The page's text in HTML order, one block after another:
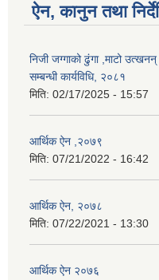
ऐन, कानुन तथा
निजी जग्गाको ढुंगा ,माटो
सम्बन्धी कार्यविधि, २०८१
मिति: 02/17/2025 - 15:57
आर्थिक ऐन ,२०७९
मिति: 07/21/2022 - 16:42
आर्थिक ऐन, २०७८
मिति: 07/22/2021 - 13:30
आर्थिक ऐन २०७६